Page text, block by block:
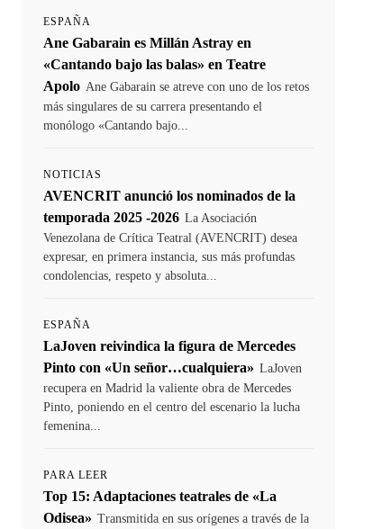
ESPAÑA
Ane Gabarain es Millán Astray en
«Cantando bajo las balas» en Teatre
Apolo Ane Gabarain se atreve con uno de los retos
más singulares de su carrera presentando el
monólogo «Cantando bajo...
NOTICIAS
AVENCRIT anunció los nominados de la
temporada 2025 -2026 La Asociación
Venezolana de Crítica Teatral (AVENCRIT) desea
expresar, en primera instancia, sus más profundas
condolencias, respeto y absoluta...
ESPAÑA
LaJoven reivindica la figura de Mercedes
Pinto con «Un señor…cualquiera» LaJoven
recupera en Madrid la valiente obra de Mercedes
Pinto, poniendo en el centro del escenario la lucha
femenina...
PARA LEER
Top 15: Adaptaciones teatrales de «La
Odisea» Transmitida en sus orígenes a través de la